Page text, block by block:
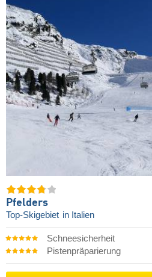
Pfelders
Top-Skigebiet in Italien
Schneesicherheit
Pistenpräparierung